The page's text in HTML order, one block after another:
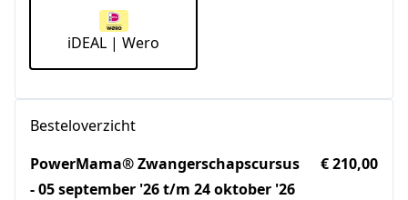
iDEAL | Wero
Besteloverzicht
PowerMama® Zwangerschapscursus
- 05 september '26 t/m 24 oktober '26
€ 210,00